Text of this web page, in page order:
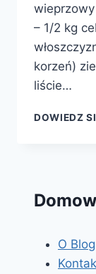
– 1/2 kg
korzeń)
liście…
DOWIEDZ
O